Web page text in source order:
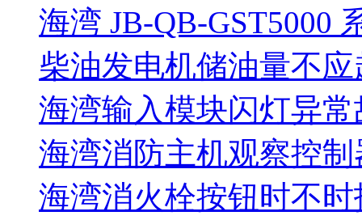
海湾 JB-QB-GST5000
柴油发电机储油量不应
海湾输入模块闪灯异
海湾消防主机观察控制
海湾消火栓按钮时不